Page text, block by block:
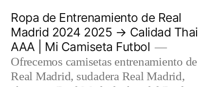
contenido
Ropa de Entrenamiento de Real
Madrid 2024 2025 → Calidad Thai
AAA | Mi Camiseta Futbol
Ofrecemos camisetas entrenamiento de
Real Madrid, sudadera Real Madrid,